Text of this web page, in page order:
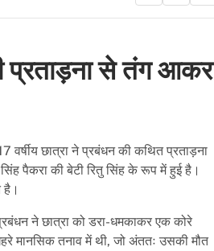
प्रताड़ना से तंग आकर
छात्रा ने प्रबंधन की कथित प्रताड़ना
पैकरा की बेटी रितु सिंह के रूप में हुई है।
है।
ने छात्रा को डरा-धमकाकर एक कोरे
मानसिक तनाव में थी, जो अंततः उसकी मौत